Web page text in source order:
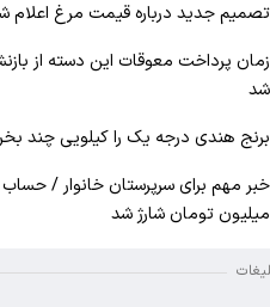
تصمیم جدید درباره قیمت مرغ اعلام
زمان پرداخت معوقات این دسته از
شد
برنج هندی درجه یک را کیلویی چند
میلیون تومان شارژ شد